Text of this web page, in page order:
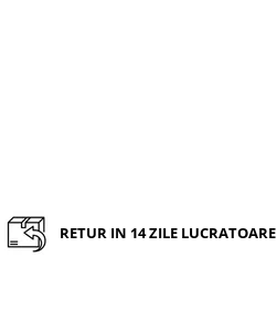
RETUR IN 14 ZILE LUCRATOARE